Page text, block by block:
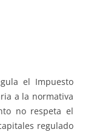
el Impuesto
a la normativa
no respeta el
regulado